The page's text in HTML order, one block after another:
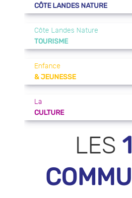
CÔTE LANDES NATURE
Côte Landes Nature
TOURISME
Enfance
& JEUNESSE
La
CULTURE
LES